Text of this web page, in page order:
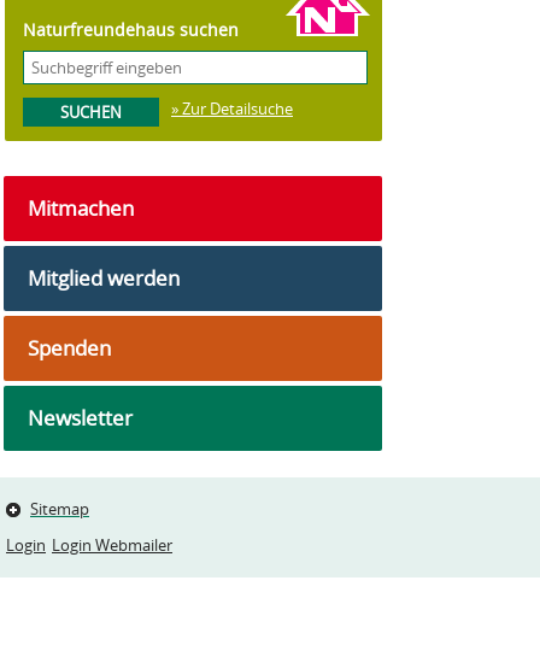
Naturfreundehaus suchen
» Zur Detailsuche
Mitmachen
Mitglied werden
Spenden
Newsletter
Sitemap
Login Login Webmailer